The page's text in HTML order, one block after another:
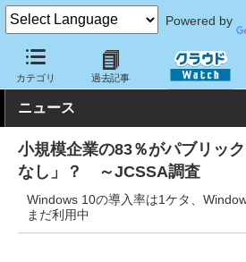
Powered by
カテゴリ 過去記事
クラウド Watch トピック 調査・予測
ニュース
小規模企業の83％がパブリッ
なし」？ ～JCSSA調査
Windows 10の導入率は1ケタ、
まだ利用中